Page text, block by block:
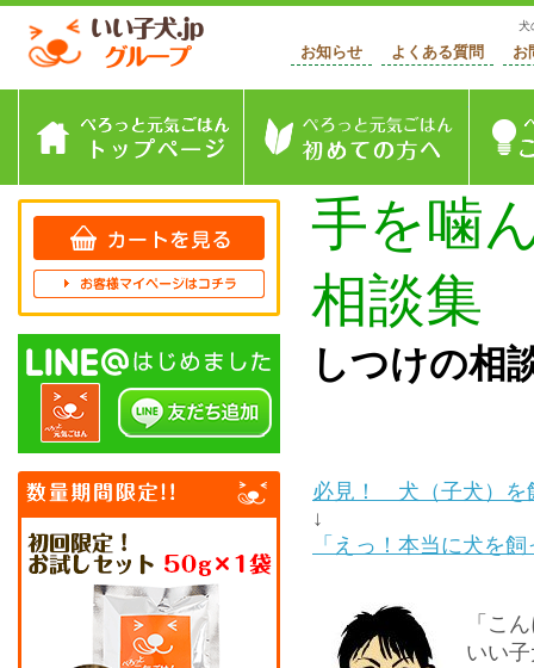
犬
お知らせ よくある質問 お
手を噛
相談集
しつけの相
必見！ 犬（子犬）を
↓
「えっ！本当に犬を
「こ
いい